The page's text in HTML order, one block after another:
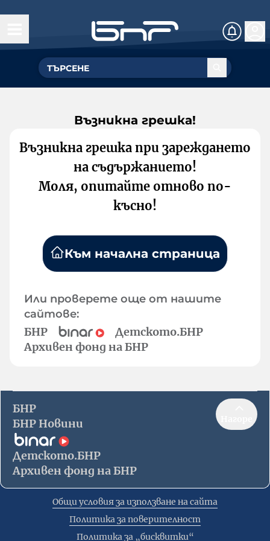
Възникна грешка!
Възникна грешка при зареждането
на съдържанието!
Моля, опитайте отново по-
късно!
Към начална страница
Или проверете още от нашите
сайтове:
БНР
Детското.БНР
Архивен фонд на БНР
БНР
БНР Новини
Детското.БНР
Архивен фонд на БНР
Общи условия за използване на сайта
Политика за поверителност
Политика за „бисквитки“